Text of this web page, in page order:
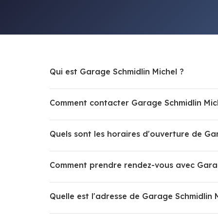
Qui est Garage Schmidlin Michel ?
Comment contacter Garage Schmidlin
Quels sont les horaires d'ouverture de
Comment prendre rendez-vous avec
Quelle est l'adresse de Garage Schmidlin